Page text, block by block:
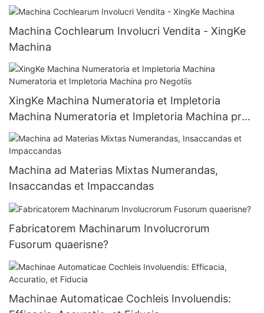
Machina Cochlearum Involucri Vendita - XingKe
Machina
XingKe Machina Numeratoria et Impletoria
Machina Numeratoria et Impletoria Machina pro
Negotiis
Machina ad Materias Mixtas Numerandas,
Insaccandas et Impaccandas
Fabricatorem Machinarum Involucrorum
Fusorum quaerisne?
Machinae Automaticae Cochleis Involuendis: